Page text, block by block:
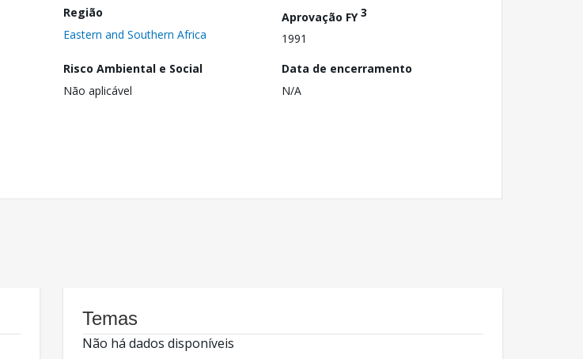
Região
Eastern and Southern Africa
Aprovação FY3
1991
Risco Ambiental e Social
Não aplicável
Data de encerramento
N/A
Temas
Não há dados disponíveis